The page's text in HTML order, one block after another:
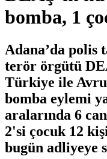
bomba, 1
Adana’da polis
terör örgütü
Türkiye ile
bomba eylemi
aralarında 6
2'si çocuk 12
bugün adliyeye